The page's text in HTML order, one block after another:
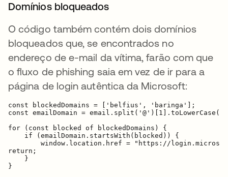
Domínios bloqueados
O código também contém dois domínios
bloqueados que, se encontrados no
endereço de e-mail da vítima, farão com que
o fluxo de phishing saia em vez de ir para a
página de login autêntica da Microsoft:
const blockedDomains = ['belfius', 'baringa'];
const emailDomain = email.split('@')[1].toLowerCase();
for (const blocked of blockedDomains) {
if (emailDomain.startsWith(blocked)) {
window.location.href = "https://
return;
}